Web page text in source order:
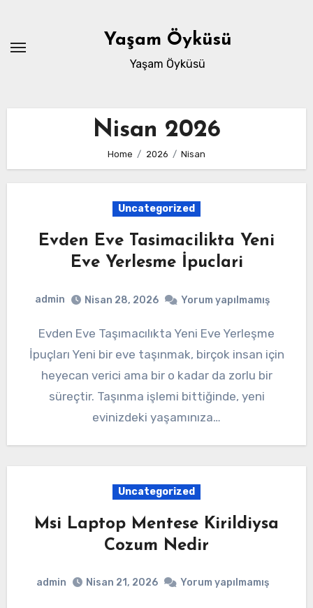
content
Yaşam Öyküsü
Yaşam Öyküsü
Nisan 2026
Home 2026 Nisan
Uncategorized
Evden Eve Tasimacilikta Yeni
Eve Yerlesme İpuclari
admin Nisan 28, 2026 Yorum yapılmamış
Evden Eve Taşımacılıkta Yeni Eve Yerleşme
İpuçları Yeni bir eve taşınmak, birçok insan için
heyecan verici ama bir o kadar da zorlu bir
süreçtir. Taşınma işlemi bittiğinde, yeni
evinizdeki yaşamınıza…
Uncategorized
Msi Laptop Mentese Kirildiysa
Cozum Nedir
admin Nisan 21, 2026 Yorum yapılmamış